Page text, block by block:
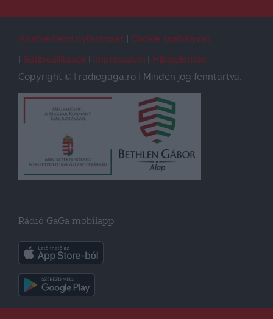
Adatvédelmi nyilatkozat
Cookie szabályzat
Sütibeállítások
Impresszum
Hibajelentés
Copyright © | radiogaga.ro | Minden jog fenntartva.
Rádió GaGa mobilapp